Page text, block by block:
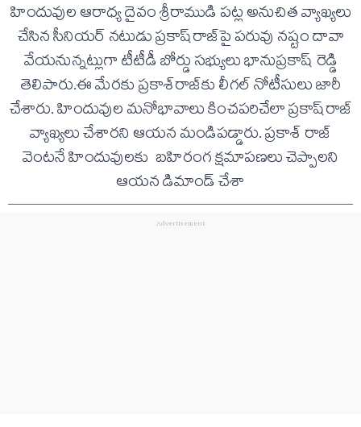
హిందువుల ఆరాధ్య దైవం శ్రీరాముడి పట్ల అనుచిత వ్యాఖ్యలు
చేసిన సీనియర్ నటుడు ప్రకాష్‌రాజ్‌పై పరువు నష్టం దావా
వేయనున్నట్లుగా టీటీడీ బోర్డు సభ్యులు భానుప్రకాష్ రెడ్డి
తెలిపారు.ఈ మేరకు ప్రకాశ్‌రాజ్‌కు లీగల్‌ నోటీసులు జారీ
చేశారు. హిందువుల మనోభావాలు కించపరిచేలా ప్రకాష్‌రాజ్
వ్యాఖ్యలు చేశారని ఆయన మండిపడ్డారు. ప్రకాశ్ రాజ్
వెంటనే హిందువులకు బహిరంగ క్షమాపణలు చెప్పాలని
ఆయన డిమాండ్‌ చేశా